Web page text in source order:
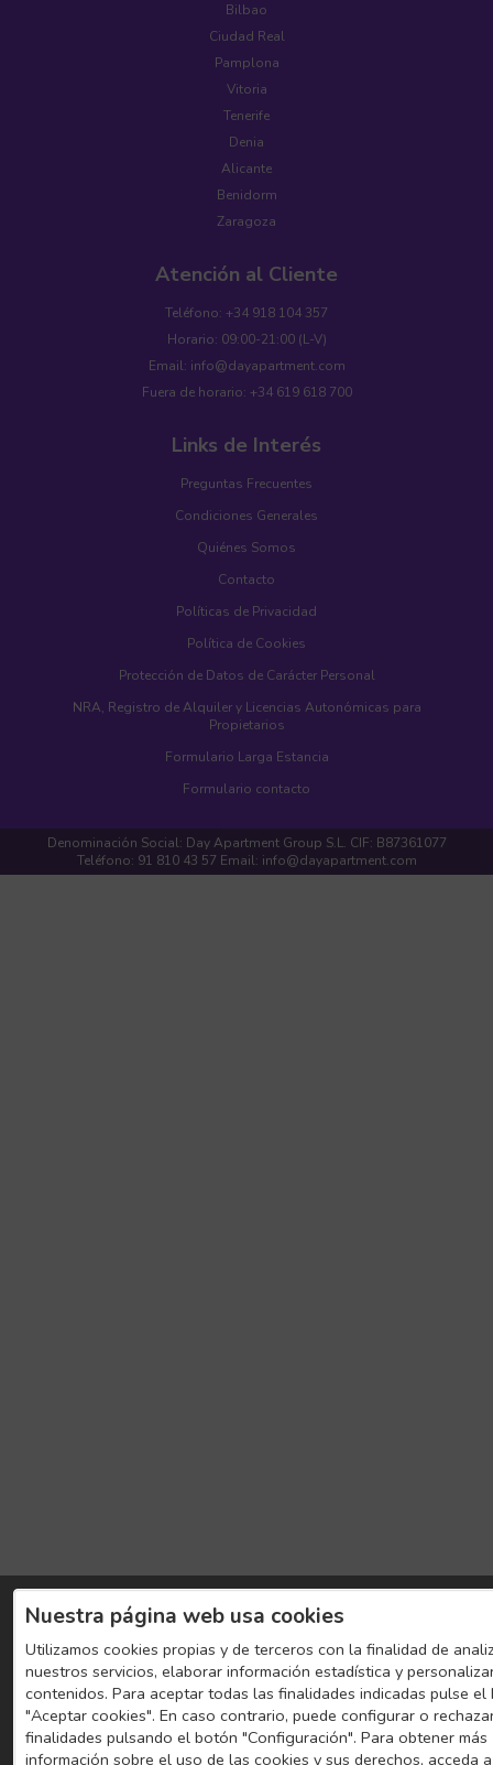
Nuestra página web usa cookies
Utilizamos cookies propias y de terceros con la finalidad de
nuestros servicios, elaborar información estadística y
contenidos. Para aceptar todas las finalidades indicadas pulse
"Aceptar cookies". En caso contrario, puede configurar o
finalidades pulsando el botón "Configuración". Para obtener más
información sobre el uso de las cookies y sus derechos, acceda
Bilbao
Ciudad Real
Pamplona
Vitoria
Tenerife
Denia
Alicante
Benidorm
Zaragoza
Atención al Cliente
Teléfono: +34 918 104 357
Horario: 09:00-21:00 (L-V)
Email: info@dayapartment.com
Fuera de horario: +34 619 618 700
Links de Interés
Preguntas Frecuentes
Condiciones Generales
Quiénes Somos
Contacto
Políticas de Privacidad
Política de Cookies
Protección de Datos de Carácter Personal
NRA, Registro de Alquiler y Licencias Autonómicas para
Propietarios
Formulario Larga Estancia
Formulario contacto
Denominación Social: Day Apartment Group S.L. CIF: B87361077
Teléfono: 91 810 43 57 Email: info@dayapartment.com